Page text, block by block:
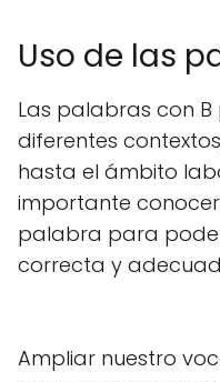
Uso de las
Las palabras con
diferentes
hasta el ámbito
importante
palabra para
correcta y
Ampliar nuestro